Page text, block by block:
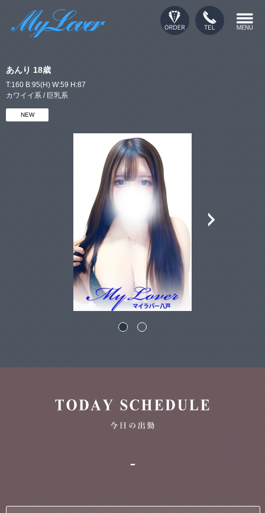
あんり 18歳
T:160 B:95(H) W:59 H:87
カワイイ系 / 巨乳系
NEW
-